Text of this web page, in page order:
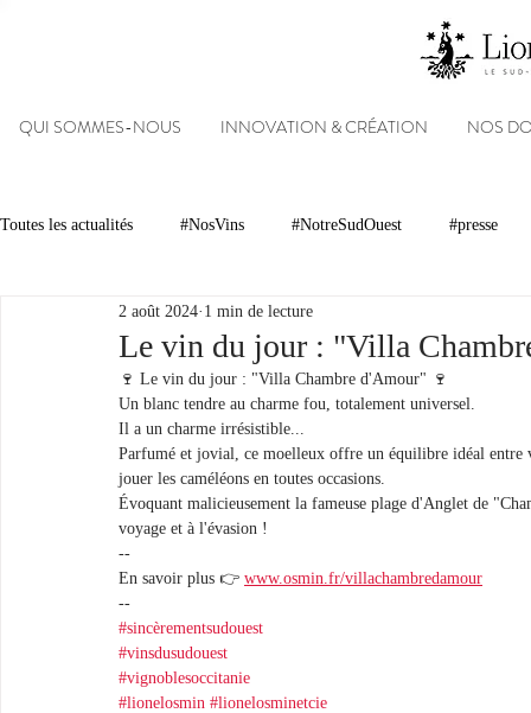
QUI SOMMES-NOUS INNOVATION & CRÉATION NOS
Toutes les actualités #NosVins #NotreSudOuest #presse
Chambre d’Amour Vins Armagnacs
Dégustations Evénements Réseaux sociaux
#NosDomaines
Le vin du jour : "Villa
2 août 2024 1 min de lecture
🍷 Le vin du jour : "Villa Chambre d'Amour" 🍷
Un blanc tendre au charme fou, totalement universel.
Il a un charme irrésistible...
Parfumé et jovial, ce moelleux offre un équilibre idéal
jouer les caméléons en toutes occasions.
Évoquant malicieusement la fameuse plage d'Anglet de
voyage et à l'évasion !
--
En savoir plus 👉 www.osmin.fr/villachambredamour
--
#sincèrementsudouest
#vinsdusudouest
#vignoblesoccitanie
#lionelosmin #lionelosminetcie